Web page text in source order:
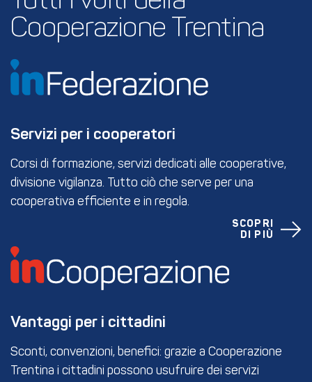
Cooperazione Trentina
Servizi per i cooperatori
Corsi di formazione, servizi dedicati alle cooperative,
divisione vigilanza. Tutto ciò che serve per una
cooperativa efficiente e in regola.
SCOPRI
DI PIÙ
Vantaggi per i cittadini
Sconti, convenzioni, benefici: grazie a Cooperazione
Trentina i cittadini possono usufruire dei servizi